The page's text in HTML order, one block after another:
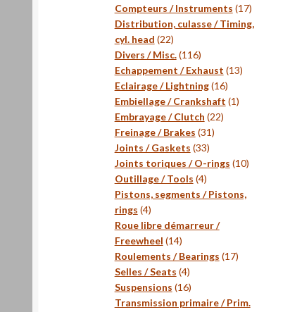
produits
Compteurs / Instruments 1717
produits
Distribution, culasse / Timing,
cyl. head 2222
produits
Divers / Misc. 116116
produits
Echappement / Exhaust 1313
Eclairage / Lightning 1616
produits
Embiellage / Crankshaft 11
Embrayage / Clutch 2222
Freinage / Brakes 3131
Joints / Gaskets 3333
produits
Joints toriques / O-rings 1010
Outillage / Tools 44
produits
Pistons, segments / Pistons,
rings 44
produits
Roue libre démarreur /
Freewheel 1414
produits
Roulements / Bearings 1717
Selles / Seats 44
produits
Suspensions 1616
produits
Transmission primaire / Prim.